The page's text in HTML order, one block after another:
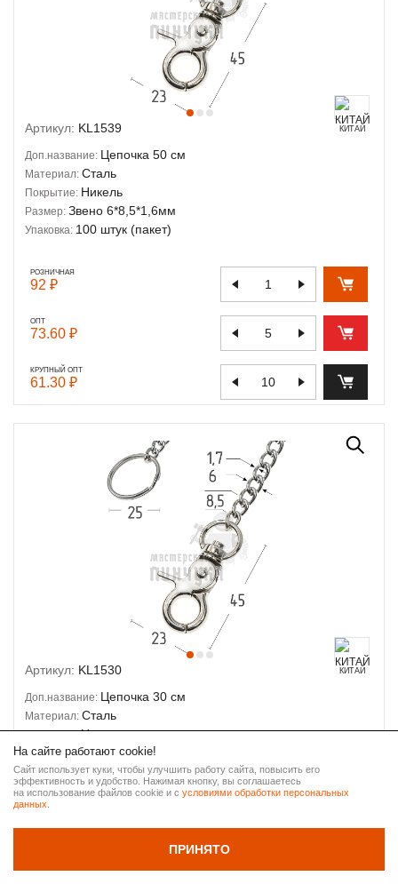
Артикул: KL1539 КИТАЙ
Доп.название: Цепочка 50 см
Материал: Сталь
Покрытие: Никель
Размер: Звено 6*8,5*1,6мм
Упаковка: 100 штук (пакет)
РОЗНИЧНАЯ
92 ₽
ОПТ
73.60 ₽
КРУПНЫЙ ОПТ
61.30 ₽
Артикул: KL1530 КИТАЙ
Доп.название: Цепочка 30 см
Материал: Сталь
Покрытие:Никель
Размер:Звено 6*8,5*1,6мм
Упаковка:100 штук (пакет)
81 ₽
64.80 ₽
ВВЕРХ
На сайте работают cookie!
Сайт использует куки, чтобы улучшить работу сайта, повысить его
эффективность и удобство. Нажимая кнопку, вы соглашаетесь
на использование файлов cookie и с условиями обработки персональных
данных
ПРИНЯТО